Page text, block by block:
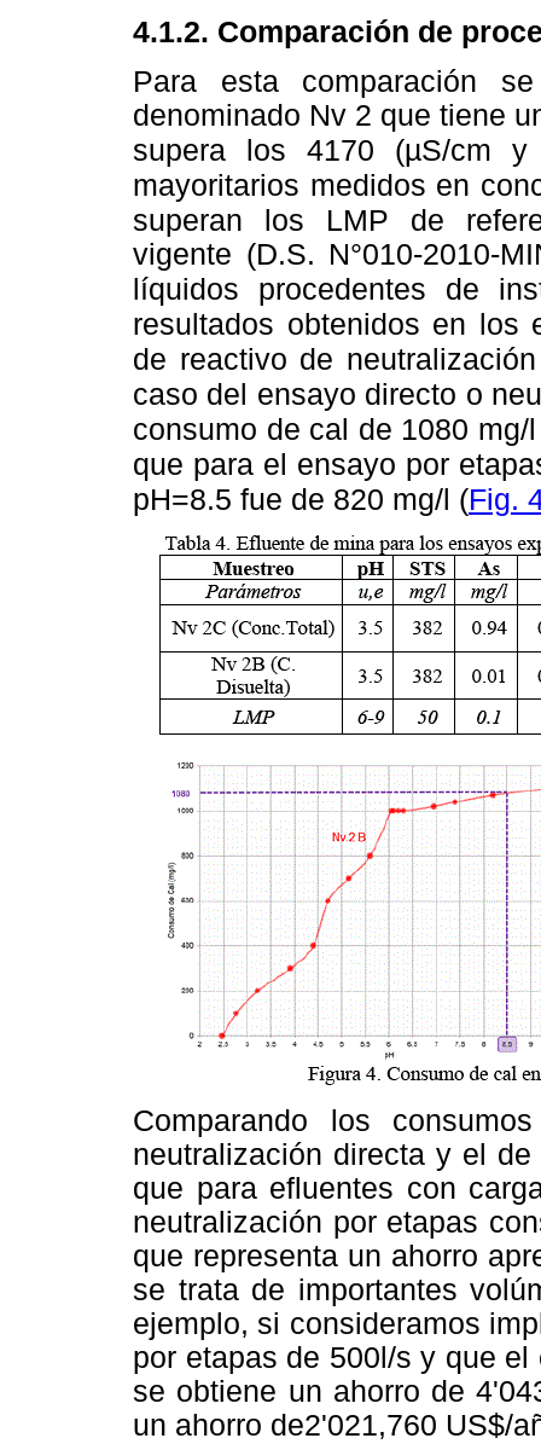
4.1.2. Comparación de
Para esta comparación
denominado Nv 2 que tiene
supera los 4170 (µS/cm y
mayoritarios medidos en
superan los LMP de
vigente (D.S. N°010-2010-
líquidos
procedentes de
resultados obtenidos en los
de reactivo de neutralización
caso del ensayo directo o
consumo de cal de 1080
que para el ensayo por
pH=8.5 fue de 820 mg/l (Fig.
Comparando los
neutralización directa y el
que para efluentes con
neutralización por etapas
que representa un ahorro
se trata de importantes
ejemplo, si consideramos
por etapas de 500l/s y que
se obtiene un ahorro de
un ahorro de2'021,760 US$/